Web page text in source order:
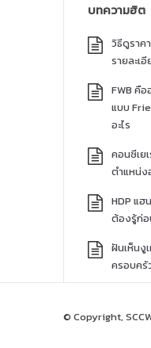
บทความฮิต
วิธีดูราค
รายละเ
FWB คื
แบบ
อะไร
คอนซีเย
ตำแหน่ง
HDP แฮ
ต้องรู้ก่
ฝันเห็นงู
ครอบครั
© Copyright,